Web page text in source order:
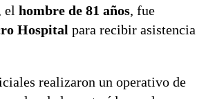
el hombre de 81 años, fue
Hospital para recibir asistencia
realizaron un operativo de